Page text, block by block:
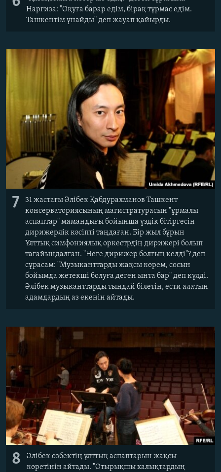
Наргиза: "Оқуға барар едім, бірақ тұрмас едім.
Ташкентім ұнайды" деп жауап қайырды.
7
31 жастағы Әлібек Қабдурахманов Ташкент
консерваториясының магистратурасын "ұрмалы
аспаптар" мамандығы бойынша үздік бітіргесін
дирижерлік кәсіпті таңдаған. Бір жыл бұрын
Ұлттық симфониялық оркестрдің дирижері болып
тағайындалған. "Неге дирижер болғың келді"? деп
сұрасам: "Музыканттарды жақсы көрем, сосын
бойымда жетекші болуға деген ынта бар" деп күлді.
Әлібек музыканттарды тыңдай білетін, ести алатын
адамдардың аз екенін айтады.
8
Әлібек өзбектің ұлттық аспаптарын жақсы
көретінін айтады. "Отырықшы халықтардың